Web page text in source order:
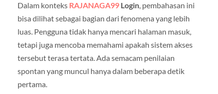
Dalam konteks RAJANAGA99Login, pembahasan ini
bisa dilihat sebagai bagian dari fenomena yang lebih
luas. Pengguna tidak hanya mencari halaman masuk,
tetapi juga mencoba memahami apakah sistem akses
tersebut terasa tertata. Ada semacam penilaian
spontan yang muncul hanya dalam beberapa detik
pertama.